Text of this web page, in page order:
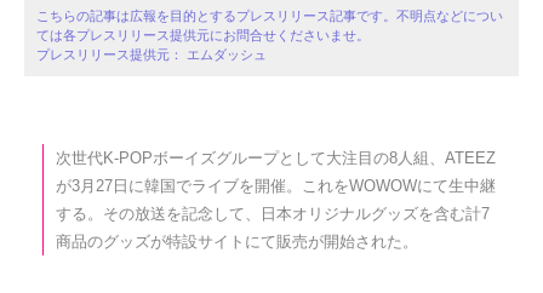
こちらの記事は広報を目的とするプレスリリース記事です。不明点などについ
ては各プレスリリース提供元にお問合せくださいませ。
プレスリリース提供元： エムダッシュ
次世代K-POPボーイズグループとして大注目の8人組、ATEEZ
が3月27日に韓国でライブを開催。これをWOWOWにて生中継
する。その放送を記念して、日本オリジナルグッズを含む計7
商品のグッズが特設サイトにて販売が開始された。